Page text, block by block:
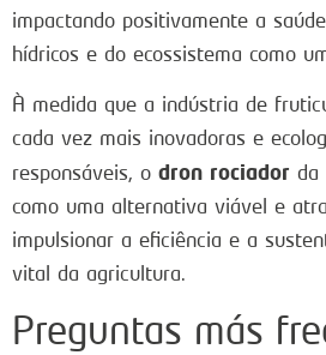
impactando positivamente a
hídricos e do ecossistema como
À medida que a indústria de
cada vez mais inovadoras e
responsáveis, o dron rociador da
como uma alternativa viável e
impulsionar a eficiência e a
vital da agricultura.
Preguntas más